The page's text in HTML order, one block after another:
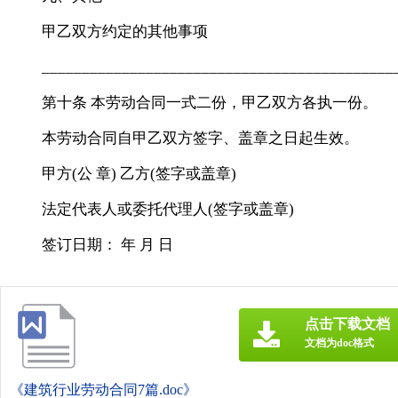
甲乙双方约定的其他事项
第十条 本劳动合同一式二份，甲乙双方各执一份。
本劳动合同自甲乙双方签字、盖章之日起生效。
甲方(公 章) 乙方(签字或盖章)
法定代表人或委托代理人(签字或盖章)
签订日期： 年 月 日
《建筑行业劳动合同7篇.doc》
点击下载文档
文档为doc格式